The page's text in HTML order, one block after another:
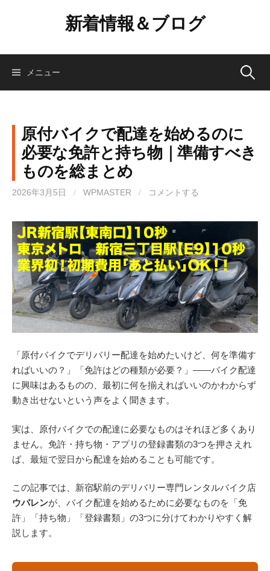
ン
新着情報＆ブログ
メニュー 検
原付バイクで配達を始めるのに
必要な免許と持ち物｜準備すべき
ものを総まとめ
2026年3月5日 / WPMASTER / コメントする
「原付バイクでデリバリー配達を始めたいけど、何を準備す
ればいいの？」「免許はどの種類が必要？」——バイク配達
に興味はあるものの、最初に何を揃えればいいのかわからず
動き出せないという声をよく聞きます。
実は、原付バイクでの配達に必要なものはそれほど多くあり
ません。免許・持ち物・アプリの登録書類の3つを押さえれ
ば、最短で翌日から配達を始めることも可能です。
この記事では、新宿駅前のデリバリー専門レンタルバイク店
ウバレンが、バイク配達を始めるために必要なものを「免
許」「持ち物」「登録書類」の3つに分けてわかりやすく解
説します。